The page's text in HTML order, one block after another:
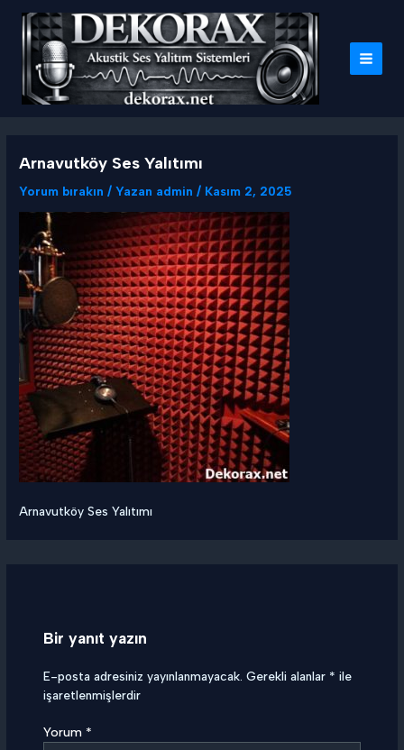
Arnavutköy Ses Yalıtımı
Yorum bırakın / Yazan admin/ Kasım 2, 2025
Arnavutköy Ses Yalıtımı
Bir yanıt yazın
E-posta adresiniz yayınlanmayacak. Gerekli alanlar * ile
işaretlenmişlerdir
Yorum *